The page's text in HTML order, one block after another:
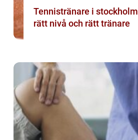
Tennistränare i stockholm så hittar du
rätt nivå och rätt tränare